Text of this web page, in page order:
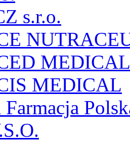
s.r.o.
MEDICAL